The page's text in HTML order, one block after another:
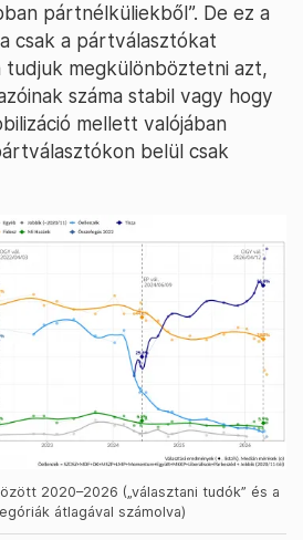
pártnélküliekből”. De ez a
csak a pártválasztókat
tudjuk megkülönböztetni azt,
száma stabil vagy hogy
mellett valójában
belül csak
2020–2026 („választani tudók” és a
átlagával számolva)